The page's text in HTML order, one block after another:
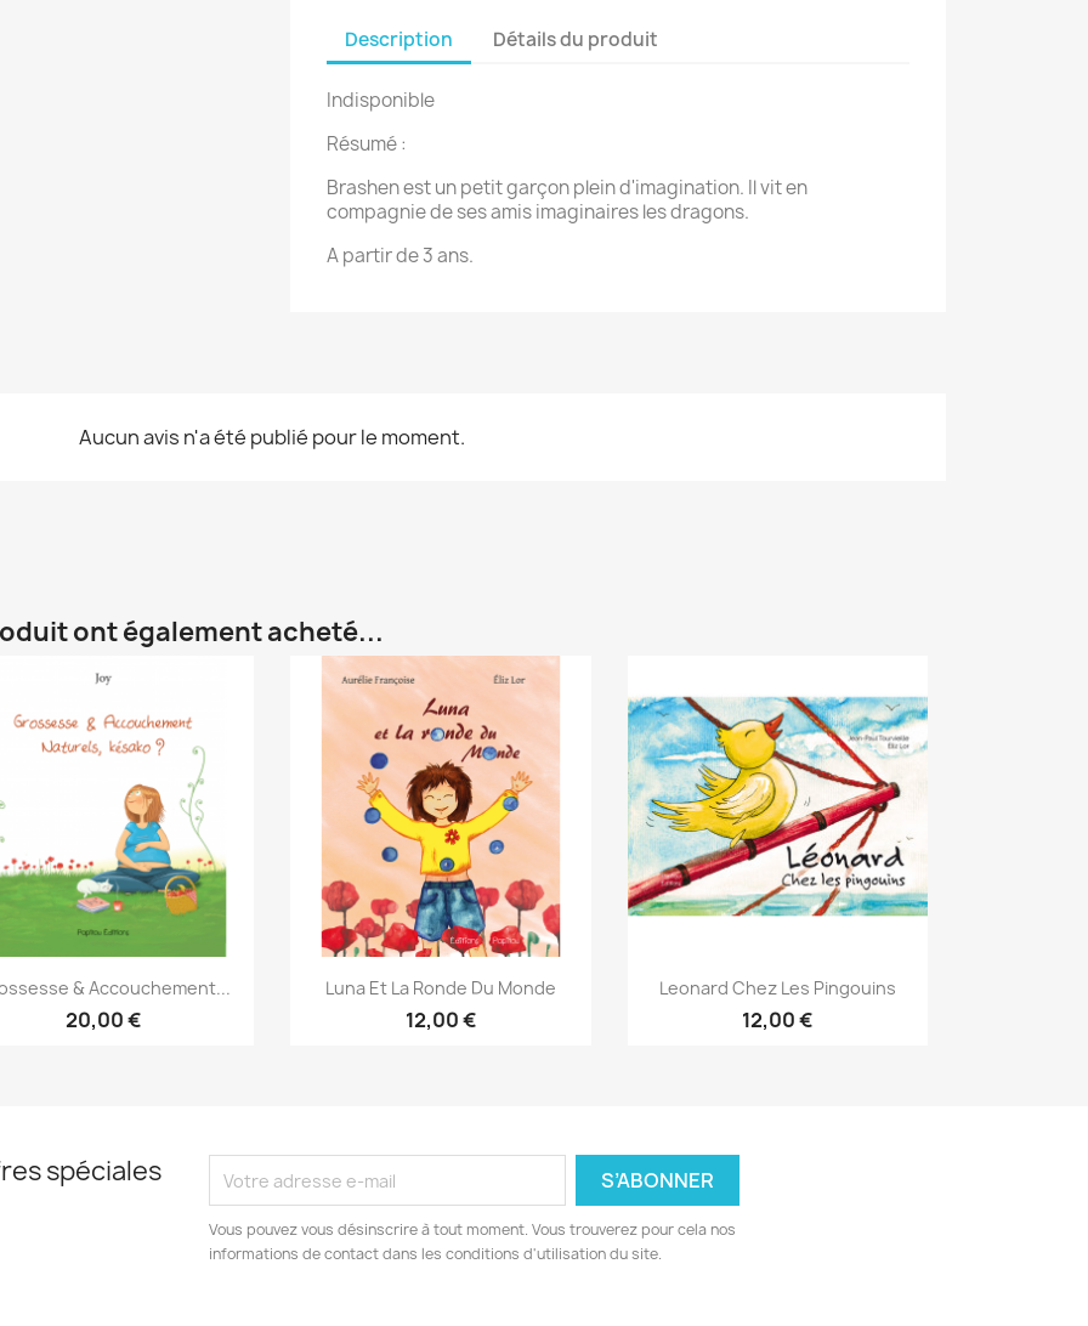
Description Détails du produit
Indisponible
Résumé :
Brashen est un petit garçon plein d'imagination. Il vit en
compagnie de ses amis imaginaires les dragons.
A partir de 3 ans.
Aucun avis n'a été publié pour le moment.
ont également acheté...
Aperçu rapide
& Accouchement...
20,00 €
Aperçu rapide
Luna Et La Ronde Du Monde
12,00 €
Aperçu rapide
Leonard Chez Les Pingouins
12,00 €
spéciales
Vous pouvez vous désinscrire à tout moment. Vous trouverez pour cela nos
informations de contact dans les conditions d'utilisation du site.